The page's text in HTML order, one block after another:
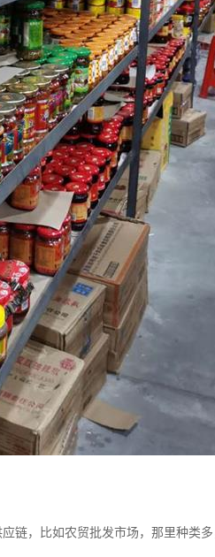
链，比如农贸批发市场，那里种类